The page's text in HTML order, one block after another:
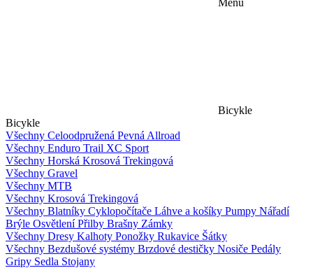
Menu
Bicykle
Bicykle
Všechny Celoodpružená Pevná Allroad
Všechny Enduro Trail XC Sport
Všechny Horská Krosová Trekingová
Všechny Gravel
Všechny MTB
Všechny Krosová Trekingová
Všechny Blatníky Cyklopočítače Láhve a košíky Pumpy Nářadí
Brýle OsvětleníPřilby Brašny Zámky
Všechny Dresy Kalhoty Ponožky Rukavice Šátky
Všechny Bezdušové systémy Brzdové destičky Nosiče Pedály
Gripy Sedla Stojany